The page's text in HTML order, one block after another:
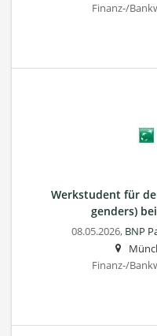
Finanz-/
Werkstudent für
genders)
08.05.2026, BNP
Finanz-/